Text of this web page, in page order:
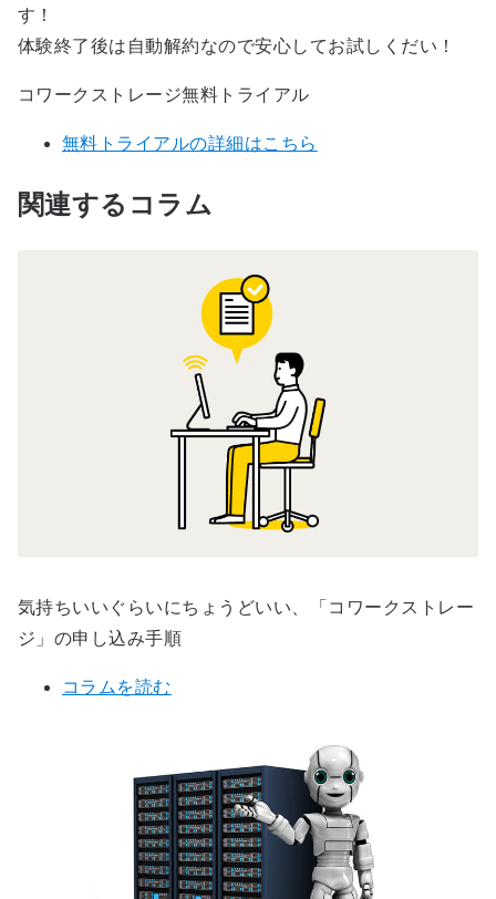
す！
体験終了後は自動解約なので安心してお試しくだい！
コワークストレージ無料トライアル
無料トライアルの詳細はこちら
関連するコラム
気持ちいいぐらいにちょうどいい、「コワークストレー
ジ」の申し込み手順
コラムを読む